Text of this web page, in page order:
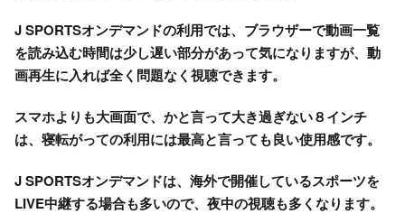
J SPORTSオンデマンドの利用では、ブラウザーで動画一覧
を読み込む時間は少し遅い部分があって気になりますが、動
画再生に入れば全く問題なく視聴できます。
スマホよりも大画面で、かと言って大き過ぎない８インチ
は、寝転がっての利用には最高と言っても良い使用感です。
J SPORTSオンデマンドは、海外で開催しているスポーツを
LIVE中継する場合も多いので、夜中の視聴も多くなります。